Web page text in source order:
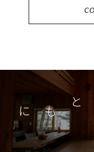
つくり手とともに